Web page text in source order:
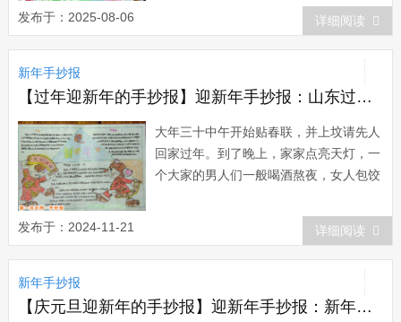
布御旨，要求金陵的家家户户都要用红纸
写成的春联贴在门框上，来迎接新春。大
年初一的早晨，朱元璋微服巡视，挨家挨
发布于：2025-08-06 详细阅读
新年手抄报
【过年迎新年的手抄报】迎新年手抄报：山东过年习俗
大年三十中午开始贴春联，并上坟请先人
回家过年。到了晚上，家家点亮天灯，一
个大家的男人们一般喝酒熬夜，女人包饺
把全家人喊起来，都穿上新衣服，祭老天
爷，还有门神，放鞭炮，发马子，下水饺
吃早饭。这幅迎新年手抄报制作精美，特
别是绘画生动形象，可爱活泼，主题突
出，充满节...
发布于：2024-11-21 详细阅读
新年手抄报
【庆元旦迎新年的手抄报】迎新年手抄报：新年粘豆包习俗